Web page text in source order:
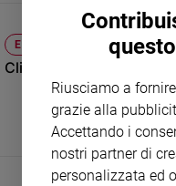
Famiglia
ed
educazione
Genitori
ELEZIONI USA
Clinton contro Trump, la
Riusciamo a
grazie alla
Accettando i
nostri partner di
personalizzata ed